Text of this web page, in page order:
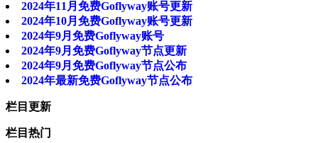
2024年11月免费Goflyway账号更新
2024年10月免费Goflyway账号更新
2024年9月免费Goflyway账号
2024年9月免费Goflyway节点更新
2024年9月免费Goflyway节点公布
2024年最新免费Goflyway节点公布
栏目更新
栏目热门